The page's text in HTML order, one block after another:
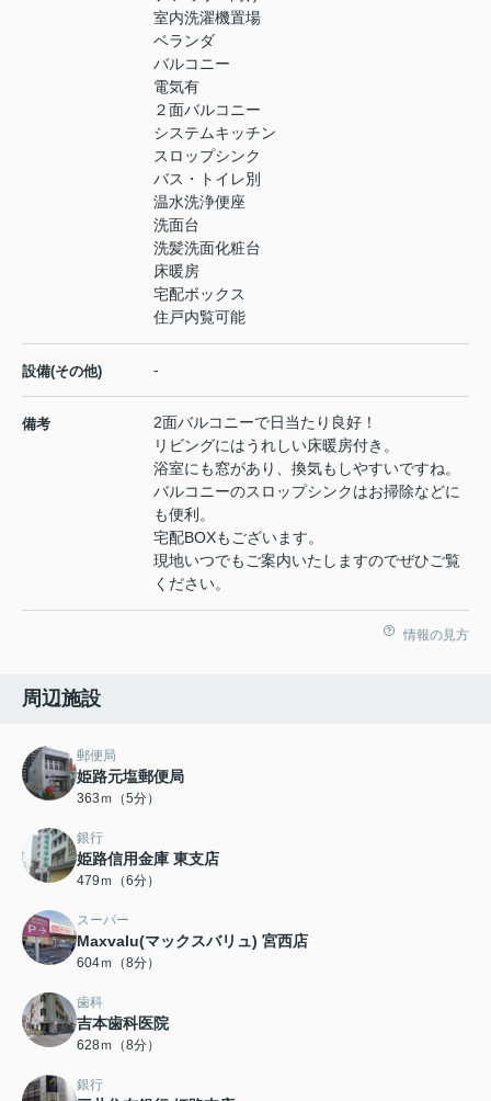
室内洗濯機置場
ベランダ
バルコニー
電気有
２面バルコニー
システムキッチン
スロップシンク
バス・トイレ別
温水洗浄便座
洗面台
洗髪洗面化粧台
床暖房
宅配ボックス
住戸内覧可能
設備(その他) -
備考
2面バルコニーで日当たり良好！
リビングにはうれしい床暖房付き。
浴室にも窓があり、換気もしやすいですね。
バルコニーのスロップシンクはお掃除などに
も便利。
宅配BOXもございます。
現地いつでもご案内いたしますのでぜひご覧
ください。
情報の見方
周辺施設
郵便局
姫路元塩郵便局
363ｍ（5分）
銀行
姫路信用金庫 東支店
479ｍ（6分）
スーパー
Maxvalu(マックスバリュ) 宮西店
604ｍ（8分）
歯科
吉本歯科医院
628ｍ（8分）
銀行